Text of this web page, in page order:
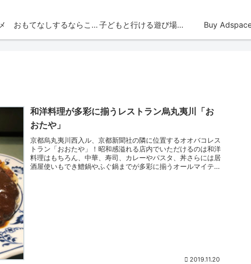
おもてなしするならこの店 子どもと行ける遊び場・お店 Buy
和洋料理が多彩に揃うレストラン烏丸夷川「お
おたや」
京都烏丸夷川西入ル、京都新聞社の隣に位置するオオバコレス
トラン「おおたや」！昭和感溢れる店内でいただけるのは和洋
料理はもちろん、中華、寿司、カレーやパスタ、丼さらには居
酒屋使いもでき鱧鍋やふぐ鍋までが多彩に揃うオールマイティ
2019.11.20